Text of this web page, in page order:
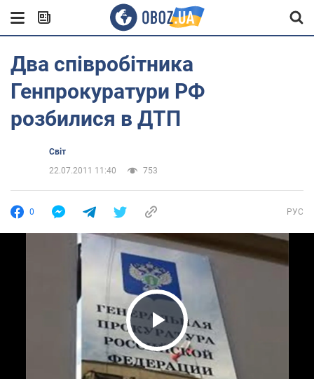
Два співробітника
Генпрокуратури РФ
розбилися в ДТП
Світ
22.07.2011 11:40
753
0 РУС
Play Video